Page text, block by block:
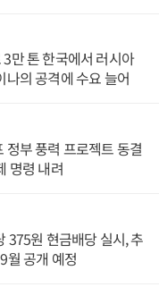
만 톤 한국에서 러시아
의 공격에 수요 늘어
부 풍력 프로젝트 동결
명령 내려
375원 현금배당 실시, 추
월 공개 예정